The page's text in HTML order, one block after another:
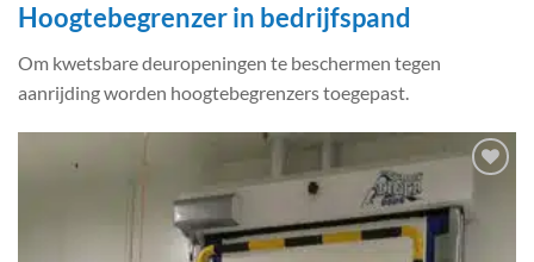
Hoogtebegrenzer in bedrijfspand
Om kwetsbare deuropeningen te beschermen tegen
aanrijding worden hoogtebegrenzers toegepast.